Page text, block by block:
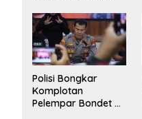
Eks Jampidsus
Polisi Bongkar
Komplotan
Pelempar Bondet di